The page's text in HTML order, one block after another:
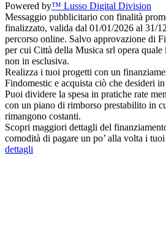
Powered by™ Lusso Digital Division
Messaggio pubblicitario con finalità
finalizzato, valida dal 01/01/2026 al 31/
percorso online. Salvo approvazione di
per cui Città della Musica srl opera
non in esclusiva.
Realizza i tuoi progetti con un
Findomestic e acquista ciò che desideri
Puoi dividere la spesa in pratiche rate
con un piano di rimborso prestabilito in
rimangono costanti.
Scopri maggiori dettagli del
comodità di pagare un po’ alla volta i
dettagli